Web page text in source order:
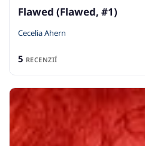
Flawed (Flawed, #1)
Cecelia Ahern
5 RECENZIÍ